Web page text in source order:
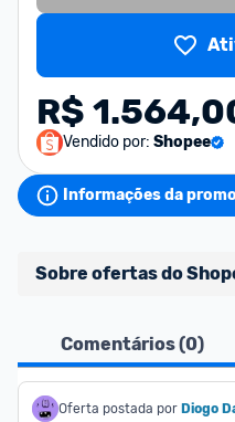
R$
Vendido por: Shopee
Informações da
Sobre ofertas do
Para maior segurança
são aceitas ofertas de
Comentários (0)
Oferta postada por Diogo